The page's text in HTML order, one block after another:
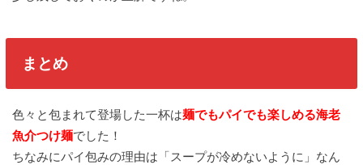
まとめ
色々と包まれて登場した一杯は麺でもパイでも楽しめる海老
魚介つけ麺でした！
ちなみにパイ包みの理由は「スープが冷めないように」なん